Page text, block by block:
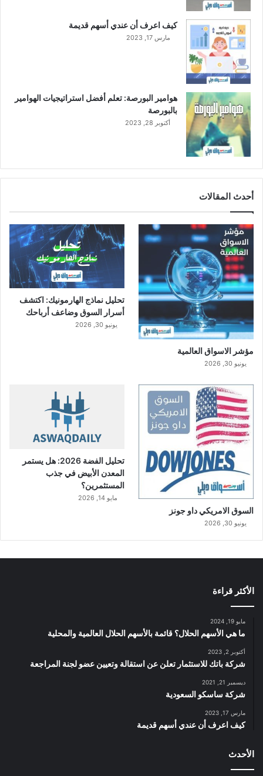
كيف اعرف أن عندي أسهم قديمة
مارس 17, 2023
هوامير البورصة: تعلم أفضل استراتيجيات الهوامير
بالبورصة
أكتوبر 28, 2023
أحدث المقالات
مؤشر الاسواق العالمية
يونيو 30, 2026
تحليل نماذج الهارمونيك: اكتشف
أسرار السوق وضاعف أرباحك
يونيو 30, 2026
السوق الامريكي داو جونز
يونيو 30, 2026
تحليل الفضة 2026: هل يستمر
المعدن الأبيض في جذب
المستثمرين؟
مايو 14, 2026
الأكثر قراءة
مايو 19, 2024
ما هي الأسهم الحلال؟ قائمة بالأسهم الحلال العالمية والمحلية
أكتوبر 2, 2023
شركة باتك للاستثمار تعلن عن استقالة وتعيين عضو لجنة المراجعة
ديسمبر 21, 2021
شركة ساسكو السعودية
مارس 17, 2023
كيف اعرف أن عندي أسهم قديمة
الأحدث